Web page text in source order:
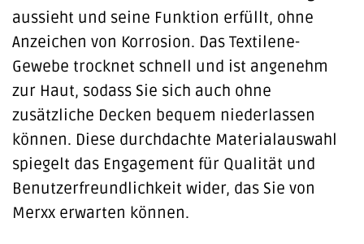
aussieht und seine Funktion erfüllt, ohne
Anzeichen von Korrosion. Das Textilene-
Gewebe trocknet schnell und ist angenehm
zur Haut, sodass Sie sich auch ohne
zusätzliche Decken bequem niederlassen
können. Diese durchdachte Materialauswahl
spiegelt das Engagement für Qualität und
Benutzerfreundlichkeit wider, das Sie von
Merxx erwarten können.